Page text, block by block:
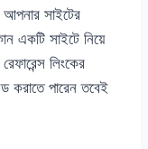
সাইটের
একটি সাইটে নিয়ে
লিংকের
করাতে পারেন তবেই